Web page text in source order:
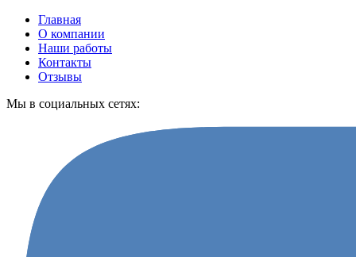
Главная
О компании
Наши работы
Контакты
Отзывы
Мы в социальных сетях: